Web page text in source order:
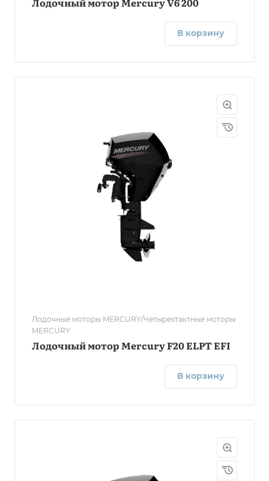
В корзину
Лодочные моторы MERCURY/Четырехтактные моторы
MERCURY
Лодочный мотор Mercury F20 ELPT EFI
В корзину